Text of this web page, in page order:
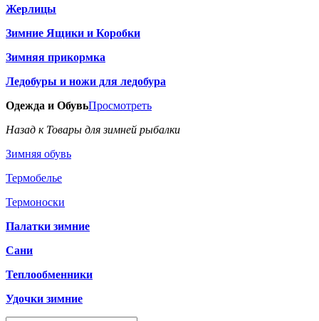
Жерлицы
Зимние Ящики и Коробки
Зимняя прикормка
Ледобуры и ножи для ледобура
Одежда и ОбувьПросмотреть
Назад к Товары для зимней рыбалки
Зимняя обувь
Термобелье
Термоноски
Палатки зимние
Сани
Теплообменники
Удочки зимние